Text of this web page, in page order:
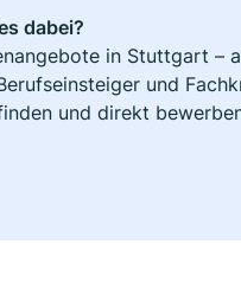
dabei?
in Stuttgart –
und
und direkt